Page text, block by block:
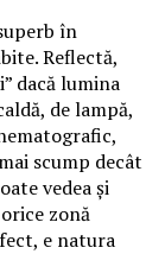
în
Reflectă,
dacă lumina
de lampă,
scump decât
vedea și
zonă
e natura